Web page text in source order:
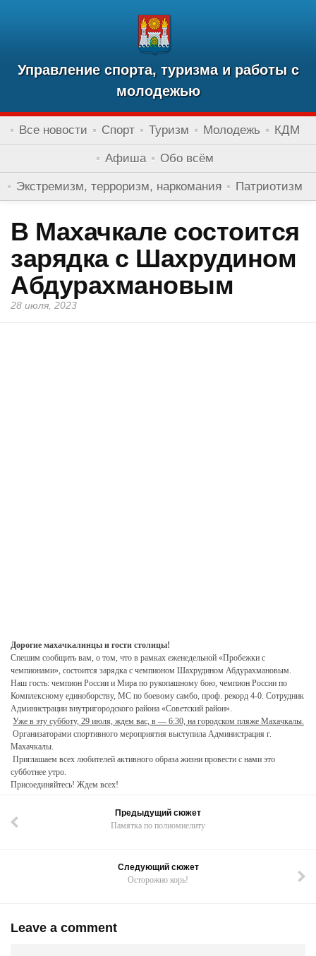
Управление спорта, туризма и работы с
молодежью
Все новости Спорт Туризм Молодежь КДМ
Афиша Обо всём
Экстремизм, терроризм, наркомания Патриотизм
В Махачкале состоится
зарядка с Шахрудином
Абдурахмановым
28 июля, 2023
Дорогие махачкалинцы и гости столицы!
Спешим сообщить вам, о том, что в рамках еженедельной «Пробежки с
чемпионами», состоится зарядка с чемпионом Шахрудином Абдурахмановым.
Наш гость: чемпион России и Мира по рукопашному бою, чемпион России по
Комплексному единоборству, МС по боевому самбо, проф. рекорд 4-0. Сотрудник
Администрации внутригородского района «Советский район».
Уже в эту субботу, 29 июля, ждем вас, в — 6:30, на городском пляже Махачкалы.
Организаторами спортивного мероприятия выступила Администрация г.
Махачкалы.
Приглашаем всех любителей активного образа жизни провести с нами это
субботнее утро.
Присоединяйтесь! Ждем всех!
Предыдущий сюжет
Памятка по полиомиелиту
Следующий сюжет
Осторожно корь!
Leave a comment